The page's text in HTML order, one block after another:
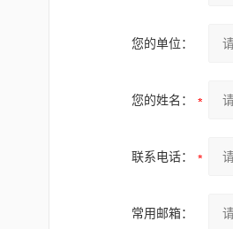
您的单位：
您的姓名：
联系电话：
常用邮箱：